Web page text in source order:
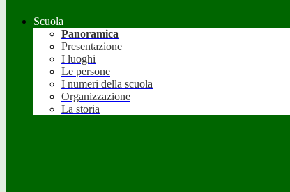
Scuola
Panoramica
Presentazione
I luoghi
Le persone
I numeri della scuola
Organizzazione
La storia